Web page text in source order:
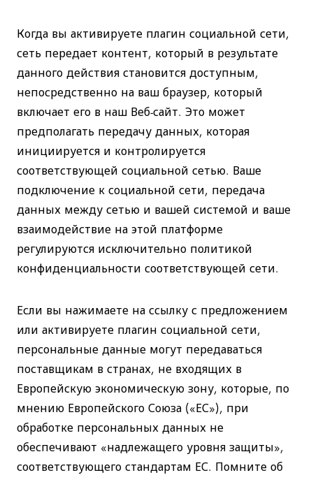
Когда вы активируете плагин социальной сети,
сеть передает контент, который в результате
данного действия становится доступным,
непосредственно на ваш браузер, который
включает его в наш Веб-сайт. Это может
предполагать передачу данных, которая
инициируется и контролируется
соответствующей социальной сетью. Ваше
подключение к социальной сети, передача
данных между сетью и вашей системой и ваше
взаимодействие на этой платформе
регулируются исключительно политикой
конфиденциальности соответствующей сети.
Если вы нажимаете на ссылку с предложением
или активируете плагин социальной сети,
персональные данные могут передаваться
поставщикам в странах, не входящих в
Европейскую экономическую зону, которые, по
мнению Европейского Союза («ЕС»), при
обработке персональных данных не
обеспечивают «надлежащего уровня защиты»,
соответствующего стандартам ЕС. Помните об